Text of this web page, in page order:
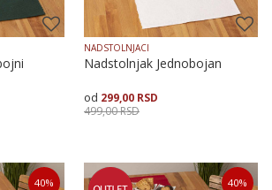
u korpu
NADSTOLNJACI
Nadstolnjak Jednobojan
299,00 RSD
499,00RSD
Veličina Dodaj u korpu
40% 40%